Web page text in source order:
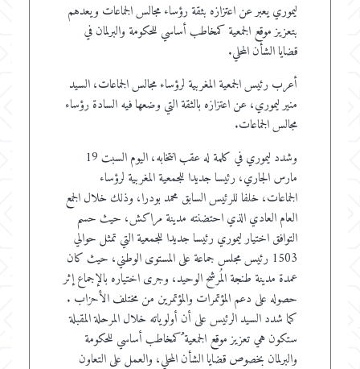
ليموري يعبر عن اعتزازه بثقة رؤساء مجالس الجماعات ويعدهم
بتعزيز موقع الجمعية كمخاطب أساسي للحكومة والبرلمان في
قضايا الشأن المحلي.
أعرب رئيس الجمعية المغربية لرؤساء مجالس الجماعات، السيد
منير ليموري، عن اعتزازه بالثقة التي وضعها فيه السادة رؤساء
مجالس الجماعات.
وشدد
ليموري في كلمة له عقب انتخابه، اليوم السبت 19
مارس الجاري، رئيسا جديدا للجمعية المغربية لرؤساء
الجماعات، خلفا للرئيس السابق محمد بودرا، وذلك خلال الجمع
العام العادي الذي احتضنته مدينة مراكش، حيث حسم
التوافق اختيار ليموري رئيسا جديدا للجمعية التي تمثل حوالي
1503 رئيس مجلس جماعة على المستوى الوطني، حيث كان
عمدة مدينة طنجة المُرشح الوحيد، وجرى اختياره بالإجماع إثر
حصوله على دعم المؤتمرات والمؤتمرين من مختلف الأحزاب .
كما شدد السيد الرئيس على أن أولوياته خلال المرحلة المقبلة
ستكون هي تعزيز موقع الجمعية ُكمخاطب أساسي للحكومة
والبرلمان بخصوص قضايا الشأن المحلي، والعمل على التعاون